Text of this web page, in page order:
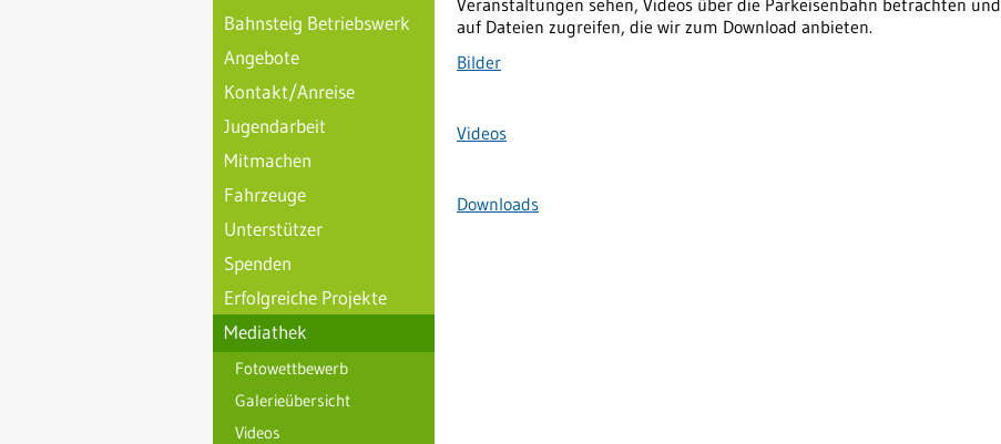
Veranstaltungen sehen, Videos über die Parkeisenbahn betrachten und
auf Dateien zugreifen, die wir zum Download anbieten.
Bilder
Videos
Downloads
Bahnsteig Betriebswerk
Angebote
Kontakt/Anreise
Jugendarbeit
Mitmachen
Fahrzeuge
Unterstützer
Spenden
Erfolgreiche Projekte
Mediathek
Fotowettbewerb
Galerieübersicht
Videos